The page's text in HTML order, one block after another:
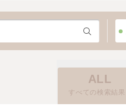
ALL
すべての検索結果